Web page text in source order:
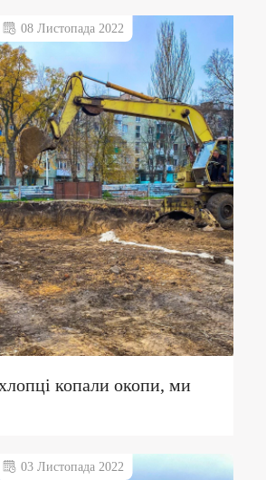
копали окопи, ми
08 Листопада 2022
03 Листопада 2022